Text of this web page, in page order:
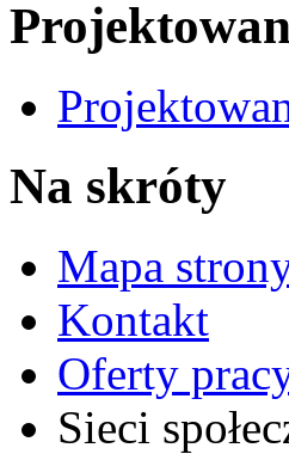
Na skróty
Mapa
Kontakt
Oferty
Sieci